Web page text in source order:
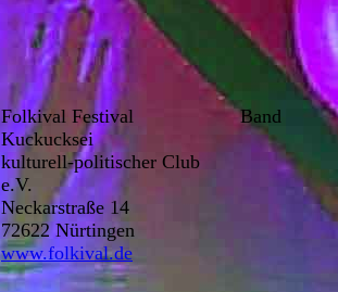
Folkival Festival
Kuckucksei
kulturell-politischer Club
e.V.
Neckarstraße 14
72622 Nürtingen
www.folkival.de
Band